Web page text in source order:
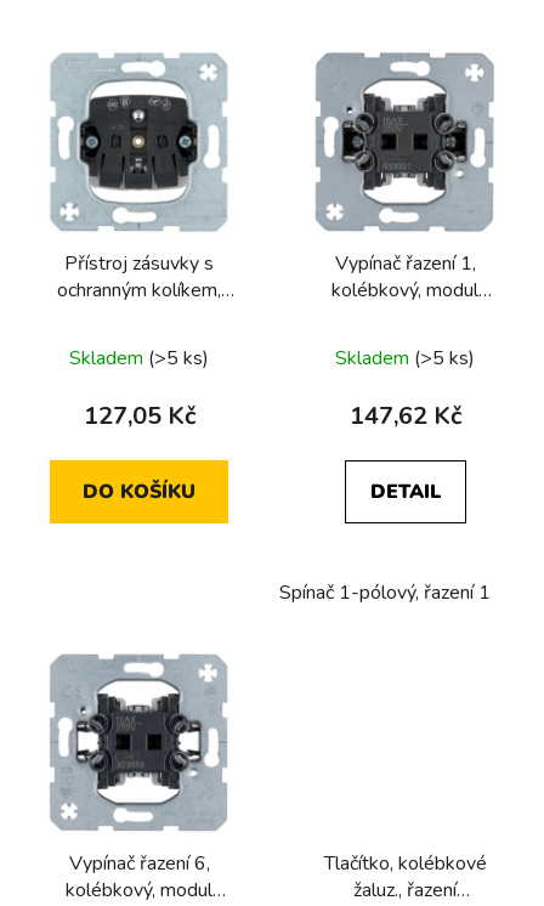
Přístroj zásuvky s
ochranným kolíkem,
hodnocení
produktu
5,0
z
Skladem (>5 ks)
127,05 Kč
DO KOŠÍKU
Vypínač řazení 1,
kolébkový, modul
Skladem (>5 ks)
147,62 Kč
DETAIL
Spínač 1-pólový, řazení 1
Vypínač řazení 6,
kolébkový, modul
Tlačítko, kolébkové
žaluz., řazení